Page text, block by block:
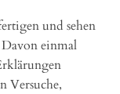
und sehen
einmal
Versuche,